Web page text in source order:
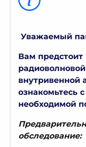
Уважаемый
Вам предстоит
внутривенной
ознакомьтесь
необходимой
П
обследование: